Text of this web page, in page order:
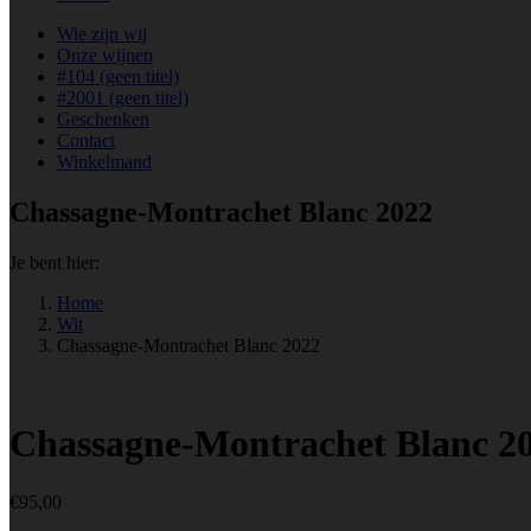
Wie zijn wij
Onze wijnen
#104 (geen titel)
#2001 (geen titel)
Geschenken
Contact
Winkelmand
Chassagne-Montrachet Blanc 2022
Je bent hier:
Home
Wit
Chassagne-Montrachet Blanc 2022
Chassagne-Montrachet Blanc
€95,00